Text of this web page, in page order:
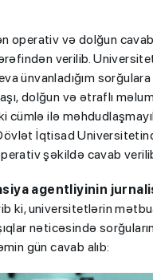
operativ və dolğun
verilib.
ünvanladığım sorğulara
dolğun və ətraflı
cümlə ilə
İqtisad
şəkildə cavab
agentliyinin
ki, universitetlərin
nəticəsində
gün cavab alıb: